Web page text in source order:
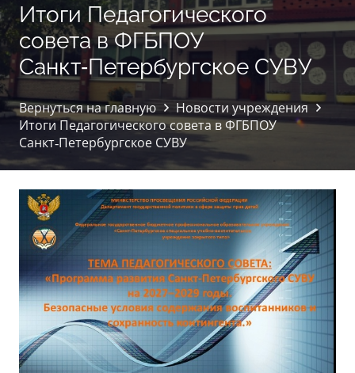
Итоги Педагогического
совета в ФГБПОУ
Санкт‑Петербургское СУВУ
Вернуться на главную
Новости учреждения
Итоги Педагогического совета в ФГБПОУ
Санкт‑Петербургское СУВУ